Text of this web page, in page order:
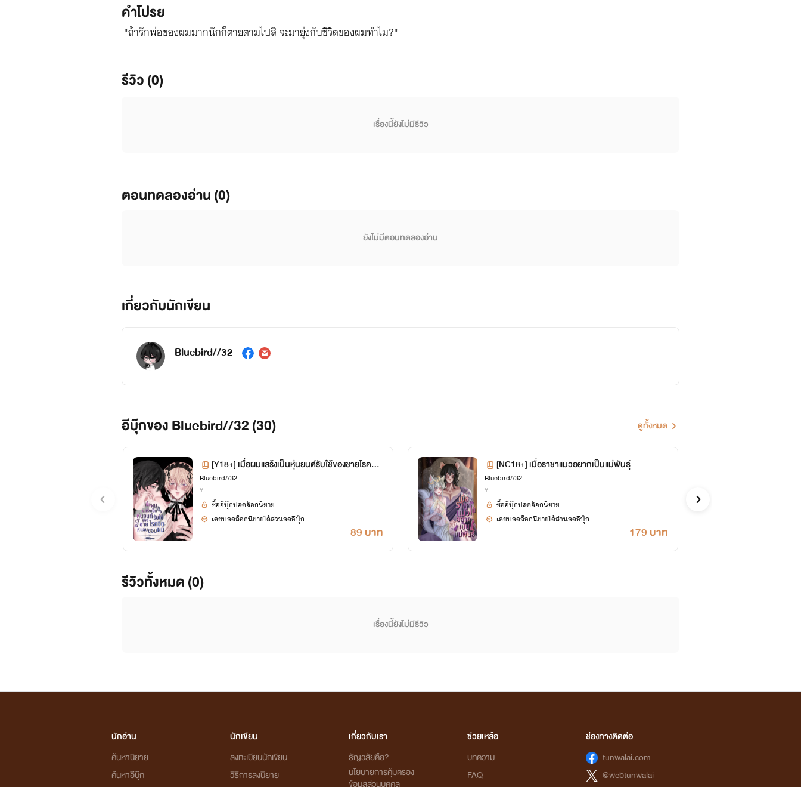
คำโปรย
"ถ้ารักพ่อของผมมากนักก็ตายตามไปสิ จะมายุ่งกับชีวิตของผมทำไม?"
รีวิว (0)
เรื่องนี้ยังไม่มีรีวิว
ตอนทดลองอ่าน (0)
ยังไม่มีตอนทดลองอ่าน
เกี่ยวกับนักเขียน
Bluebird//32
อีบุ๊กของ Bluebird//32 (30) ดูทั้งหมด
[Y18+] เมื่อผมแสร้งเป็นหุ่นยนต์รับใช้ของชายโรคจิต
ที่แอบชอบผม
Bluebird//32
Y
89 บาท
ซื้ออีบุ๊กปลดล็อกนิยาย
เคยปลดล็อกนิยายได้ส่วนลดอีบุ๊ก
[NC18+] เมื่อราชาแมวอยากเป็นแม่พันธุ์
Bluebird//32
Y
179 บาท
ซื้ออีบุ๊กปลดล็อกนิยาย
เคยปลดล็อกนิยายได้ส่วนลดอีบุ๊ก
รีวิวทั้งหมด (0)
เรื่องนี้ยังไม่มีรีวิว
นักอ่าน
ค้นหานิยาย
ค้นหาอีบุ๊ก
นักเขียน
ลงทะเบียนนักเขียน
วิธีการลงนิยาย
เกี่ยวกับเรา
ธัญวลัยคือ?
นโยบายการคุ้มครอง
ช่วยเหลือ
บทความ
FAQ
ช่องทางติดต่อ
tunwalai.com
@webtunwalai